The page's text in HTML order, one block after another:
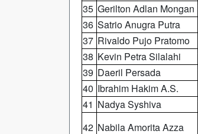
35 Gerilton Adlan Mongan
36 Satrio Anugra Putra
37 Rivaldo Pujo Pratomo
38 Kevin Petra Silalahi
39 Daeril Persada
40 Ibrahim Hakim A.S.
41 Nadya Syshiva
42 Nabila Amorita Azza